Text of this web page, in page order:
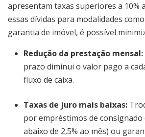
apresentam taxas superiores a 10%
essas dívidas para modalidades
garantia de imóvel, é possível
Redução da prestação mensal:
prazo diminui o valor pago a
fluxo de caixa.
Taxas de juro mais baixas:
por empréstimos de
abaixo de 2,5% ao mês) ou